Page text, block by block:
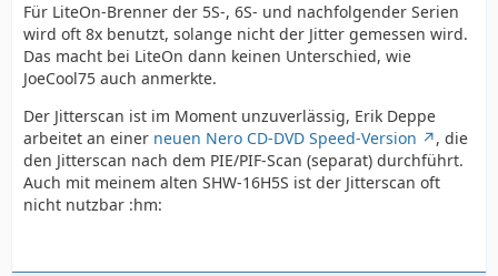
Für LiteOn-Brenner der 5S-, 6S- und nachfolgender Serien
wird oft 8x benutzt, solange nicht der Jitter gemessen wird.
Das macht bei LiteOn dann keinen Unterschied, wie
JoeCool75 auch anmerkte.
Der Jitterscan ist im Moment unzuverlässig, Erik Deppe
arbeitet an einer neuen Nero CD-DVD Speed-Version
, die
den Jitterscan nach dem PIE/PIF-Scan (separat) durchführt.
Auch mit meinem alten SHW-16H5S ist der Jitterscan oft
nicht nutzbar :hm: